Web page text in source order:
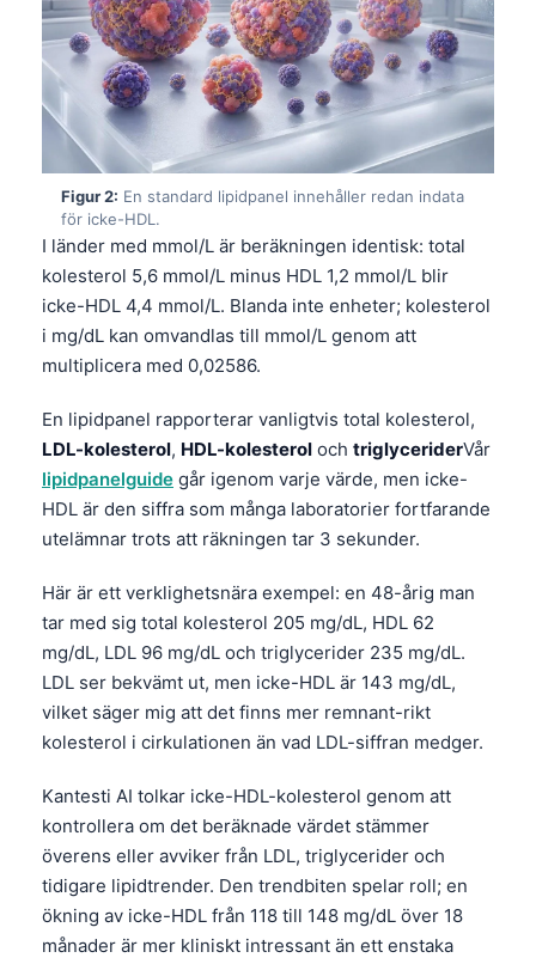
Figur 2: En standard lipidpanel innehåller redan indata
för icke-HDL.
I länder med mmol/L är beräkningen identisk: total
kolesterol 5,6 mmol/L minus HDL 1,2 mmol/L blir
icke-HDL 4,4 mmol/L. Blanda inte enheter; kolesterol
i mg/dL kan omvandlas till mmol/L genom att
multiplicera med 0,02586.
En lipidpanel rapporterar vanligtvis total kolesterol,
LDL-kolesterol, HDL-kolesterol och triglyceriderVår
lipidpanelguide går igenom varje värde, men icke-
HDL är den siffra som många laboratorier fortfarande
utelämnar trots att räkningen tar 3 sekunder.
Här är ett verklighetsnära exempel: en 48-årig man
tar med sig total kolesterol 205 mg/dL, HDL 62
mg/dL, LDL 96 mg/dL och triglycerider 235 mg/dL.
LDL ser bekvämt ut, men icke-HDL är 143 mg/dL,
vilket säger mig att det finns mer remnant-rikt
kolesterol i cirkulationen än vad LDL-siffran medger.
Kantesti AI tolkar icke-HDL-kolesterol genom att
kontrollera om det beräknade värdet stämmer
överens eller avviker från LDL, triglycerider och
tidigare lipidtrender. Den trendbiten spelar roll; en
ökning av icke-HDL från 118 till 148 mg/dL över 18
månader är mer kliniskt intressant än ett enstaka